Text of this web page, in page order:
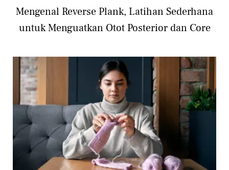
Mengenal Reverse Plank, Latihan Sederhana
untuk Menguatkan Otot Posterior dan Core